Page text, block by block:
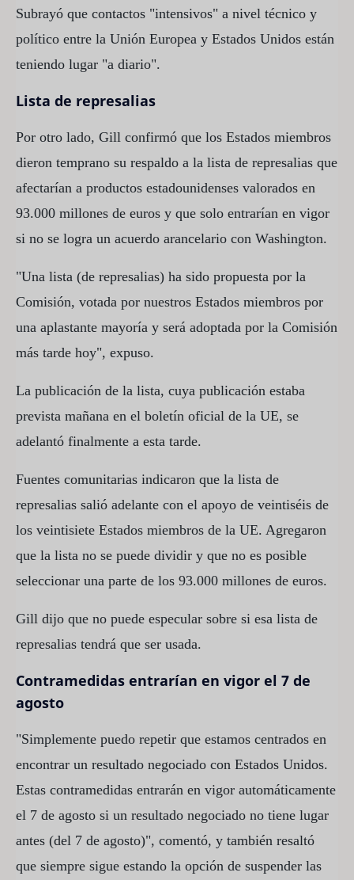
Subrayó que contactos "intensivos" a nivel técnico y
político entre la Unión Europea y Estados Unidos están
teniendo lugar "a diario".
Lista de represalias
Por otro lado, Gill confirmó que los Estados miembros
dieron temprano su respaldo a la lista de represalias que
afectarían a productos estadounidenses valorados en
93.000 millones de euros y que solo entrarían en vigor
si no se logra un acuerdo arancelario con Washington.
"Una lista (de represalias) ha sido propuesta por la
Comisión, votada por nuestros Estados miembros por
una aplastante mayoría y será adoptada por la Comisión
más tarde hoy", expuso.
La publicación de la lista, cuya publicación estaba
prevista mañana en el boletín oficial de la UE, se
adelantó finalmente a esta tarde.
Fuentes comunitarias indicaron que la lista de
represalias salió adelante con el apoyo de veintiséis de
los veintisiete Estados miembros de la UE. Agregaron
que la lista no se puede dividir y que no es posible
seleccionar una parte de los 93.000 millones de euros.
Gill dijo que no puede especular sobre si esa lista de
represalias tendrá que ser usada.
Contramedidas entrarían en vigor el 7 de
agosto
"Simplemente puedo repetir que estamos centrados en
encontrar un resultado negociado con Estados Unidos.
Estas contramedidas entrarán en vigor automáticamente
el 7 de agosto si un resultado negociado no tiene lugar
antes (del 7 de agosto)", comentó, y también resaltó
que siempre sigue estando la opción de suspender las